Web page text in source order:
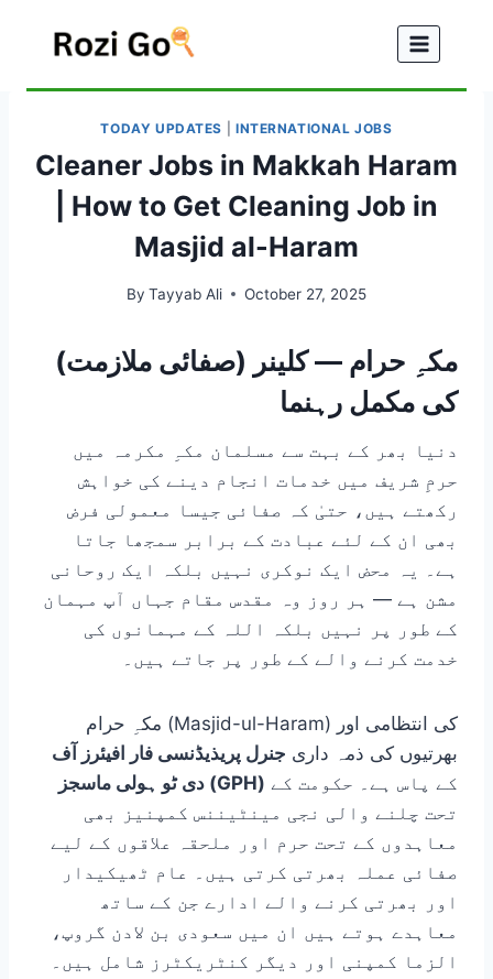
TODAY UPDATES INTERNATIONAL JOBS
Cleaner Jobs in Makkah Haram
| How to Get Cleaning Job in
Masjid al-Haram
By Tayyab Ali October 27, 2025
مکہِ حرام — کلینر (صفائی ملازمت)
کی مکمل رہنما
دنیا بھر کے بہت سے مسلمان مکہِ مکرمہ میں
حرمِ شریف میں خدمات انجام دینے کی خواہش
رکھتے ہیں، حتیٰ کہ صفائی جیسا معمولی فرض
بھی ان کے لئے عبادت کے برابر سمجھا جاتا
ہے۔ یہ محض ایک نوکری نہیں بلکہ ایک روحانی
مشن ہے — ہر روز وہ مقدس مقام جہاں آپ مہمان
کے طور پر نہیں بلکہ اللہ کے مہمانوں کی
خدمت کرنے والے کے طور پر جاتے ہیں۔
مکہِ حرام (Masjid-ul-Haram) کی انتظامی اور
بھرتیوں کی ذمہ داری جنرل پریذیڈنسی فار افیئرز آف
دی ٹو ہولی ماسجز (GPH)
تحت چلنے والی نجی مینٹیننس کمپنیز بھی
معاہدوں کے تحت حرم اور ملحقہ علاقوں کے لیے
صفائی عملہ بھرتی کرتی ہیں۔ عام ٹھیکیدار
اور بھرتی کرنے والے ادارے جن کے ساتھ
معاہدے ہوتے ہیں ان میں سعودی بن لادن گروپ،
الزما کمپنی اور دیگر کنٹریکٹرز شامل ہیں۔